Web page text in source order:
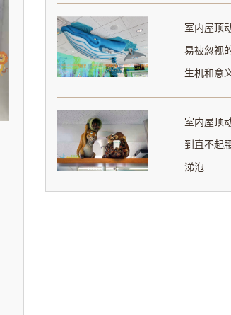
室内屋顶
易被忽视
生机和意
室内屋顶
到直不起
涕泡